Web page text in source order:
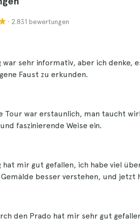
· 2.831 bewertungen
war sehr informativ, aber ich denke,
Faust zu erkunden.
Tour war erstaunlich, man taucht
faszinierende Weise ein.
hat mir gut gefallen, ich habe viel
besser verstehen, und jetzt
den Prado hat mir sehr gut